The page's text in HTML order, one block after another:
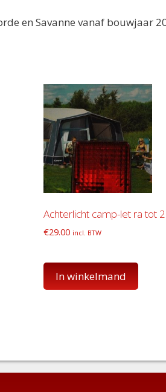
en Savanne vanaf bouwjaar
Achterlicht camp-let ra tot
€29.00 incl. BTW
In winkelmand